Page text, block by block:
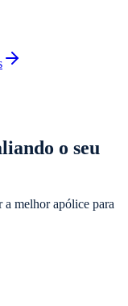
o seu
a melhor apólice para